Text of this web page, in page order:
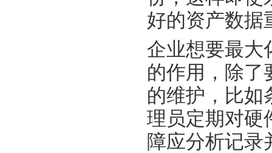
好的资产数据
企业想要最大
的作用，除了
的维护，比如
理员定期对硬
障应分析记录